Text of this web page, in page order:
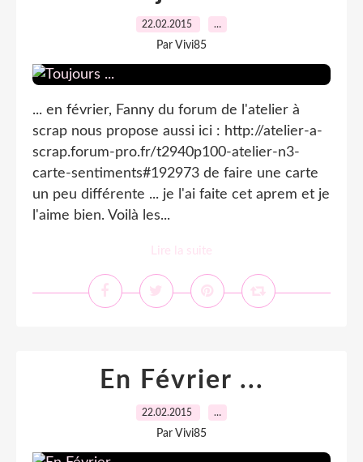
22.02.2015 …
Par Vivi85
... en février, Fanny du forum de l'atelier à
scrap nous propose aussi ici : http://atelier-a-
scrap.forum-pro.fr/t2940p100-atelier-n3-
carte-sentiments#192973 de faire une carte
un peu différente ... je l'ai faite cet aprem et je
l'aime bien. Voilà les...
Lire la suite
En Février ...
22.02.2015 …
Par Vivi85